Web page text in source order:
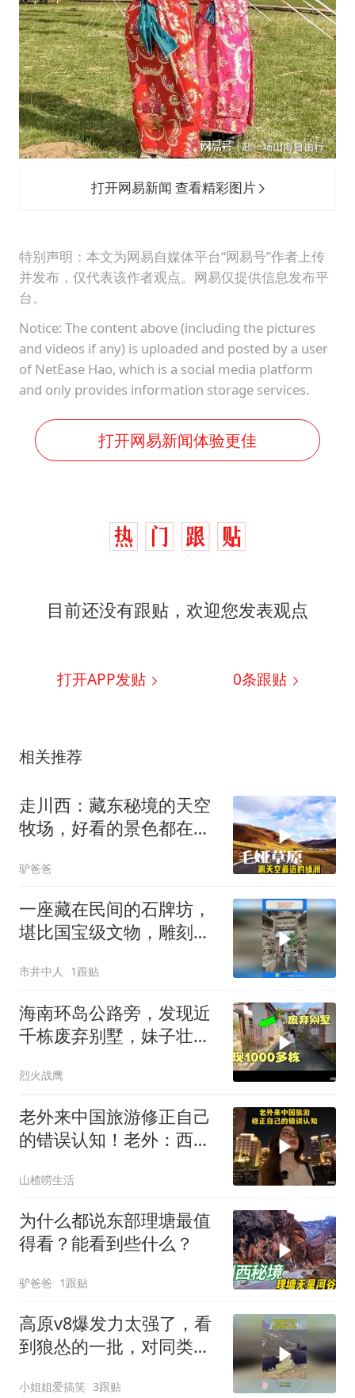
打开网易新闻 查看精彩图片
特别声明：本文为网易自媒体平台“网易号”作者上传
并发布，仅代表该作者观点。网易仅提供信息发布平
台。
Notice: The content above (including the pictures
and videos if any) is uploaded and posted by a user
of NetEase Hao, which is a social media platform
and only provides information storage services.
打开网易新闻体验更佳
目前还没有跟贴，欢迎您发表观点
打开APP发贴 0条跟贴
相关推荐
走川西：藏东秘境的天空
牧场，好看的景色都在周
驴爸爸
一座藏在民间的石牌坊，
堪比国宝级文物，雕刻精
市井中人 1跟贴
海南环岛公路旁，发现近
千栋废弃别墅，妹子壮着
烈火战鹰
老外来中国旅游修正自己
的错误认知！老外：西方
山楂唠生活
为什么都说东部理塘最值
得看？能看到些什么？
驴爸爸 1跟贴
高原v8爆发力太强了，看
到狼怂的一批，对同类感
小姐姐爱搞笑 3跟贴